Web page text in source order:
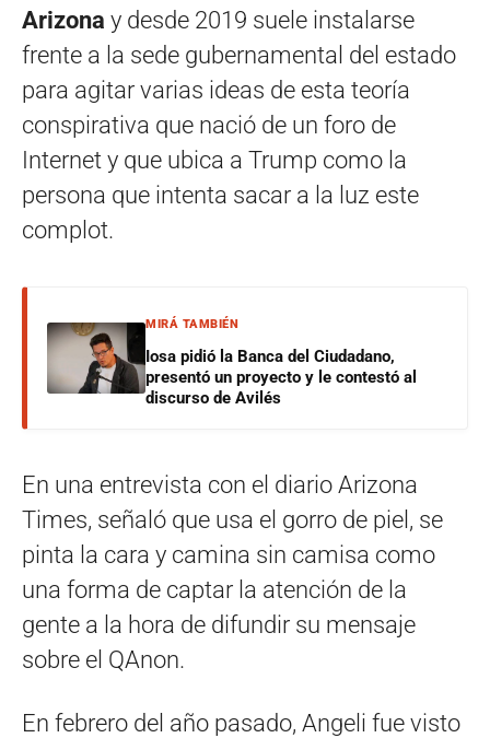
Arizona y desde 2019 suele instalarse
frente a la sede gubernamental del estado
para agitar varias ideas de esta teoría
conspirativa que nació de un foro de
Internet y que ubica a Trump como la
persona que intenta sacar a la luz este
complot.
MIRÁ TAMBIÉN
Iosa pidió la Banca del Ciudadano,
presentó un proyecto y le contestó al
discurso de Avilés
En una entrevista con el diario Arizona
Times, señaló que usa el gorro de piel, se
pinta la cara y camina sin camisa como
una forma de captar la atención de la
gente a la hora de difundir su mensaje
sobre el QAnon.
En febrero del año pasado, Angeli fue visto